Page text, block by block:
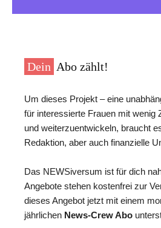
Dein Abo zählt!
Um dieses Projekt – eine
für interessierte Frauen mit wenig
und weiterzuentwickeln, braucht
Redaktion, aber auch finanzielle
Das NEWSiversum ist für dich
Angebote stehen kostenfrei zur
dieses Angebot jetzt mit einem
jährlichen News-Crew Abo